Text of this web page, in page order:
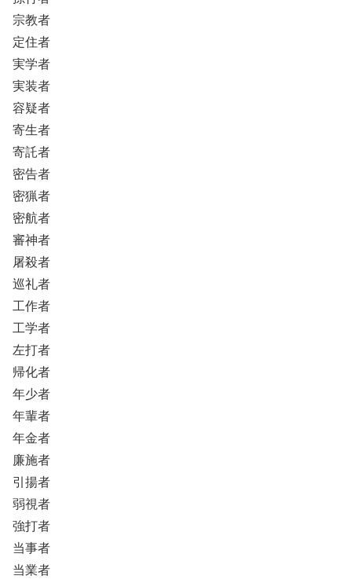
宗教者
定住者
実学者
実装者
容疑者
寄生者
寄託者
密告者
密猟者
密航者
審神者
屠殺者
巡礼者
工作者
工学者
左打者
帰化者
年少者
年輩者
年金者
廉施者
引揚者
弱視者
強打者
当事者
当業者